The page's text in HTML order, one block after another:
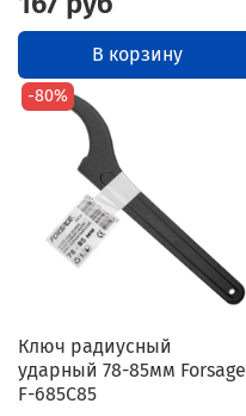
В корзину
-80%
Ключ радиусный
ударный 78-85мм Forsage
F-685C85